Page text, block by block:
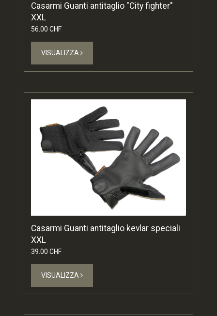
Casarmi Guanti antitaglio "City fighter"
XXL
56.00 CHF
VISUALIZZA
Casarmi Guanti antitaglio kevlar speciali
XXL
39.00 CHF
VISUALIZZA